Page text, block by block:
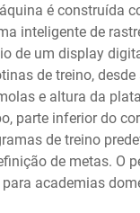
é construída
inteligente de
de um display
de treino,
e altura da
parte inferior do
de treino
de metas. O
academias